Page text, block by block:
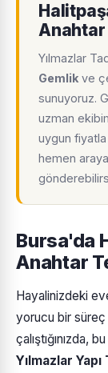
Anahtar
Yılmazlar
Gemlik ve
sunuyoruz.
uzman
uygun
hemen
Bursa'da
Anahtar
Hayalinizdeki
yorucu bir süreç
çalıştığınızda,
Yılmazlar